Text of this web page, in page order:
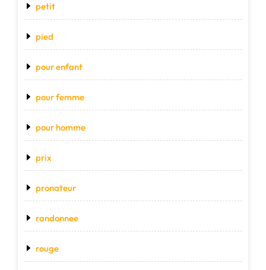
petit
pied
pour enfant
pour femme
pour homme
prix
pronateur
randonnee
rouge